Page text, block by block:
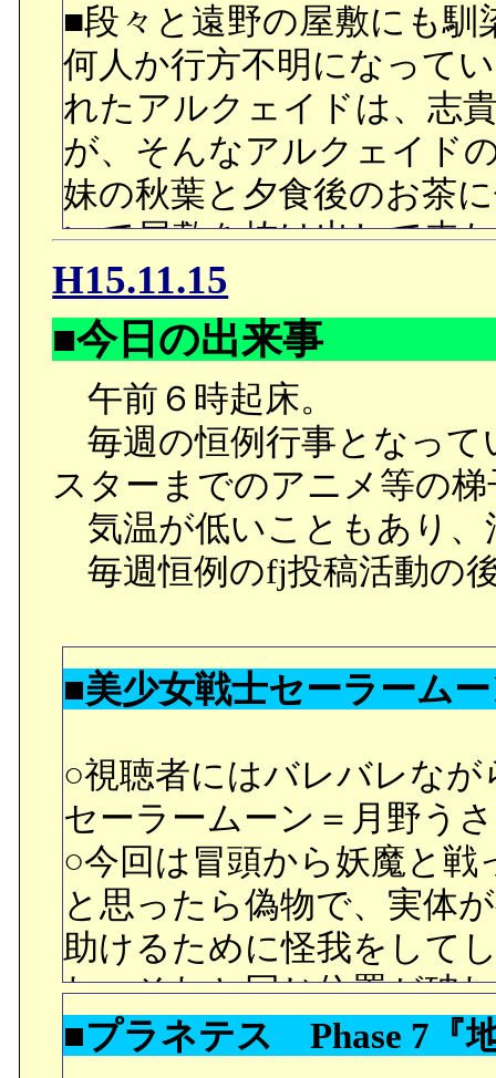
孝之だけを責めることは
○しかし茜ちゃんの方は
かったようで、水月のこ
っていれば、もう少し今
ど。
■段々と遠野の屋敷にも
何人か行方不明になって
れたアルクェイドは、志
が、そんなアルクェイド
妹の秋葉と夕食後のお茶
いて屋敷を抜け出して来
園に到着した志貴。だが
く、志貴は夜の街にアル
○最初、余所余所しい態
を追う毎に柔らかくなっ
秋葉が志貴の外出に気が
茶に付き合わされた後で
葉にお休みになったと嘘
し難いので、過去に何か
の「道々気をつけて」が
っているし。
○学食のシーン。学校に
に、シエル先輩がそんな
りに猛然と立ち上がる。
心配しているだけ…以上
ょうか。取りあえず、事
も志貴にラブラブとしか
ド、シエル先輩で四角関
H15.11.15
■今日の出来事
午前６時起床。
毎週の恒例行事となって
スターまでのアニメ等の
気温が低いこともあり、
毎週恒例のfj投稿活動の
■美少女戦士セーラーム
○視聴者にはバレバレな
セーラームーン＝月野う
○今回は冒頭から妖魔と
と思ったら偽物で、実体
助けるために怪我をして
れ、それと同じ位置が破
持っていることから誤解
■プラネテス Phase 7『